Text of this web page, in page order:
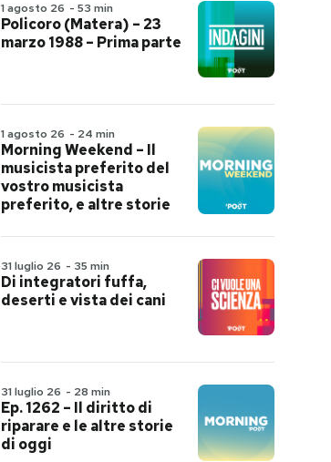
1 agosto 26 - 53 min
Policoro (Matera) – 23
marzo 1988 – Prima parte
1 agosto 26 - 24 min
Morning Weekend – Il
musicista preferito del
vostro musicista
preferito, e altre storie
31 luglio 26 - 35 min
Di integratori fuffa,
deserti e vista dei cani
31 luglio 26 - 28 min
Ep. 1262 – Il diritto di
riparare e le altre storie
di oggi